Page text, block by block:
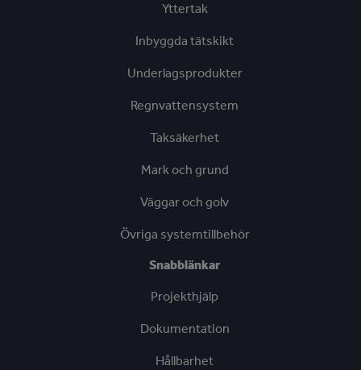
Yttertak
Inbyggda tätskikt
Underlagsprodukter
Regnvattensystem
Taksäkerhet
Mark och grund
Väggar och golv
Övriga systemtillbehör
Snabblänkar
Projekthjälp
Dokumentation
Hållbarhet